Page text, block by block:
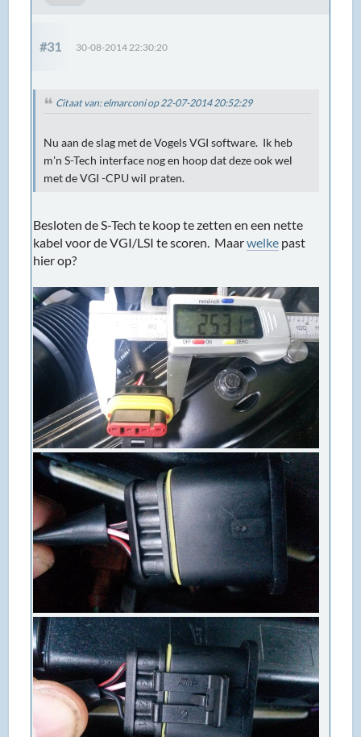
#31 30-08-2014 22:30:20
Citaat van: elmarconi op 22-07-2014 20:52:29
Nu aan de slag met de Vogels VGI software. Ik heb
m'n S-Tech interface nog en hoop dat deze ook wel
met de VGI -CPU wil praten.
Besloten de S-Tech te koop te zetten en een nette
kabel voor de VGI/LSI te scoren. Maarwelke past
hier op?